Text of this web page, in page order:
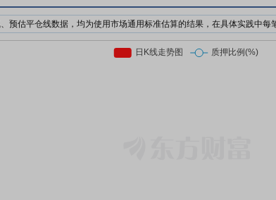
预估平仓线数据，均为使用市场通用标准估算的结果，在具体实践中每
防止股价下跌对自己的利益造成损失，对质押个股的股价设置预警价格
价前复权*质押率*预警线比例